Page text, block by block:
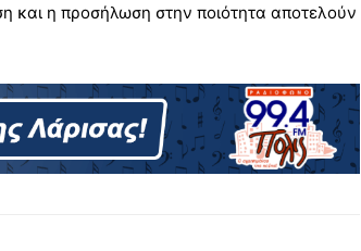
και η προσήλωση στην ποιότητα αποτελούν